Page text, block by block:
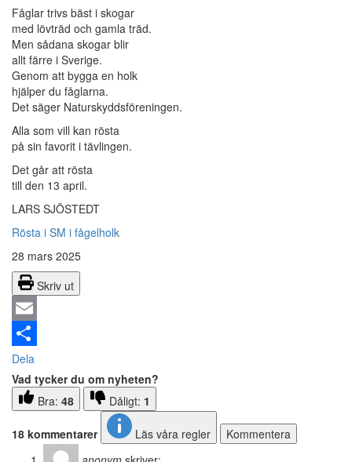
Fåglar trivs bäst i skogar
med lövträd och gamla träd.
Men sådana skogar blir
allt färre i Sverige.
Genom att bygga en holk
hjälper du fåglarna.
Det säger Naturskyddsföreningen.
Alla som vill kan rösta
på sin favorit i tävlingen.
Det går att rösta
till den 13 april.
LARS SJÖSTEDT
Rösta i SM i fågelholk
28 mars 2025
Skriv ut
Email
Dela
Vad tycker du om nyheten?
Bra: 48 Dåligt: 1
18 kommentarer Läs våra regler
Kommentera